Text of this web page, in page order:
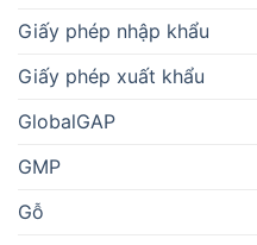
Giấy phép nhập khẩu
Giấy phép xuất khẩu
GlobalGAP
GMP
Gỗ